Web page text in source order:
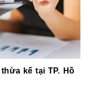
kế tại TP. Hồ